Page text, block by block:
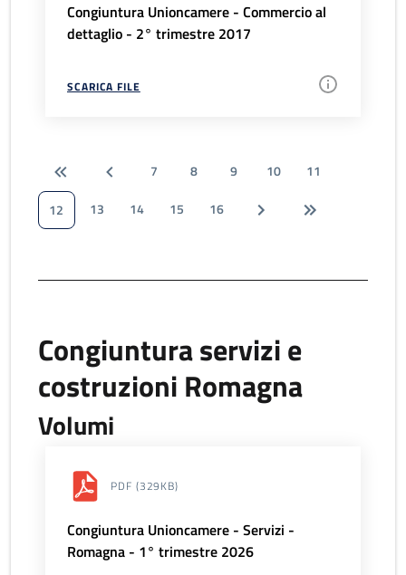
Congiuntura Unioncamere - Commercio al
dettaglio - 2° trimestre 2017
SCARICA FILE
7 8 9 10
11
12
13 14 15 16
Congiuntura servizi e
costruzioni Romagna
Volumi
PDF (329KB)
Congiuntura Unioncamere - Servizi -
Romagna - 1° trimestre 2026